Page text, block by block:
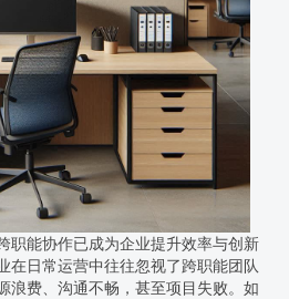
职能协作已成为企业提升效率与创新
在日常运营中往往忽视了跨职能团队
浪费、沟通不畅，甚至项目失败。如